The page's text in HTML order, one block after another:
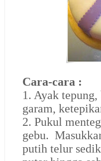
Cara-cara :
1. Ayak
garam,
2. Pukul
gebu.
putih telur